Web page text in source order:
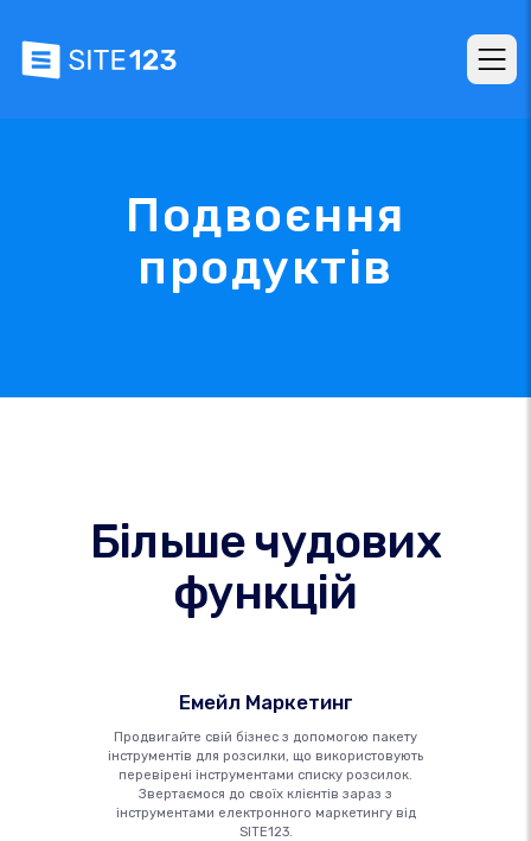
Подвоєння
продуктів
Більше чудових
функцій
Емейл Маркетинг
Продвигайте свій бізнес з допомогою пакету
інструментів для розсилки, що використовують
перевірені інструментами списку розсилок.
Звертаємося до своїх клієнтів зараз з
інструментами електронного маркетингу від
SITE123.